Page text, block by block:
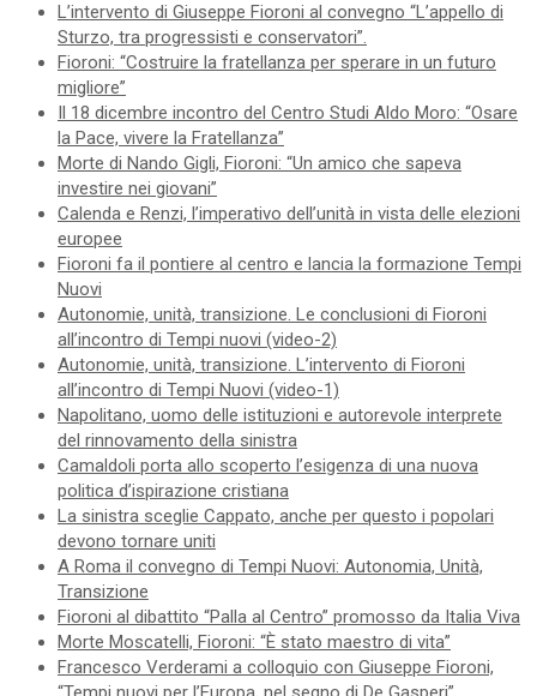
L’intervento di Giuseppe Fioroni al convegno “L’appello di
Sturzo, tra progressisti e conservatori”.
Fioroni: “Costruire la fratellanza per sperare in un futuro
migliore”
Il 18 dicembre incontro del Centro Studi Aldo Moro: “Osare
la Pace, vivere la Fratellanza”
Morte di Nando Gigli, Fioroni: “Un amico che sapeva
investire nei giovani”
Calenda e Renzi, l’imperativo dell’unità in vista delle elezioni
europee
Fioroni fa il pontiere al centro e lancia la formazione Tempi
Nuovi
Autonomie, unità, transizione. Le conclusioni di Fioroni
all’incontro di Tempi nuovi (video-2)
Autonomie, unità, transizione. L’intervento di Fioroni
all’incontro di Tempi Nuovi (video-1)
Napolitano, uomo delle istituzioni e autorevole interprete
del rinnovamento della sinistra
Camaldoli porta allo scoperto l’esigenza di una nuova
politica d’ispirazione cristiana
La sinistra sceglie Cappato, anche per questo i popolari
devono tornare uniti
A Roma il convegno di Tempi Nuovi: Autonomia, Unità,
Transizione
Fioroni al dibattito “Palla al Centro” promosso da Italia Viva
Morte Moscatelli, Fioroni: “È stato maestro di vita”
Francesco Verderami a colloquio con Giuseppe Fioroni,